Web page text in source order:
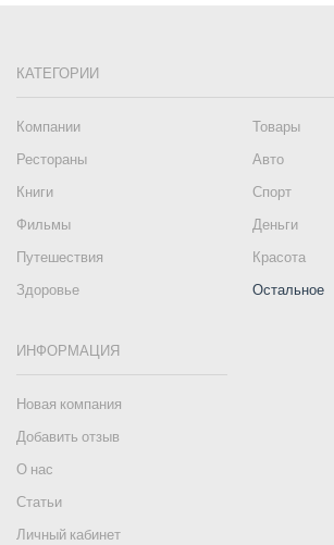
КАТЕГОРИИ
Компании
Товары
Рестораны
Авто
Книги
Спорт
Фильмы
Деньги
Путешествия
Красота
Здоровье
Остальное
ИНФОРМАЦИЯ
Новая компания
Добавить отзыв
О нас
Статьи
Личный кабинет